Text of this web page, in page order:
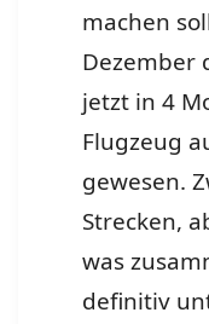
machen
Dezember
jetzt in 4
Flugzeug
gewesen.
Strecken,
was
definitiv